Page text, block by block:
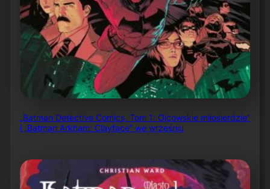
„Batman Detective Comics, Tom 1: Ojcowskie miłosierdzie”
i „Batman Arkham: Clayface” we wrześniu